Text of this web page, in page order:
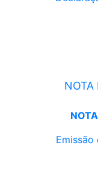
NOTA
Emissão